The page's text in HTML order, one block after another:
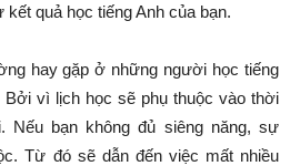
quả học tiếng Anh của bạn.
hay gặp ở những người học tiếng
Bởi vì lịch học sẽ phụ thuộc vào thời
Nếu bạn không đủ siêng năng, sự
Từ đó sẽ dẫn đến việc mất nhiều